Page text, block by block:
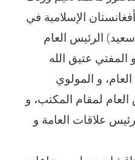
الإسلامية في
الرئيس العام
و المفتي عتيق الله
و المولوي
العام لمقام المكتب، و
علاقات العامة و